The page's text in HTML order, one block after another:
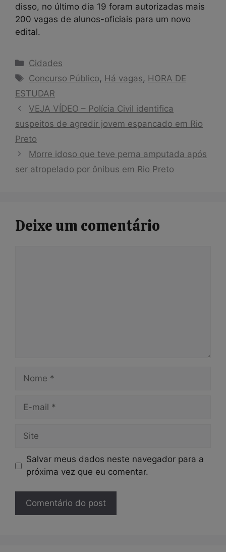
disso, no último dia 19 foram autorizadas mais
200 vagas de alunos-oficiais para um novo
edital.
Categorias
Cidades
Tags
Concurso Público, Há vagas, HORA DE
ESTUDAR
VEJA VÍDEO – Polícia Civil identifica
suspeitos de agredir jovem espancado em Rio
Preto
Morre idoso que teve perna amputada após
ser atropelado por ônibus em Rio Preto
Deixe um comentário
Nome
Site
Salvar meus dados neste navegador para a
próxima vez que eu comentar.